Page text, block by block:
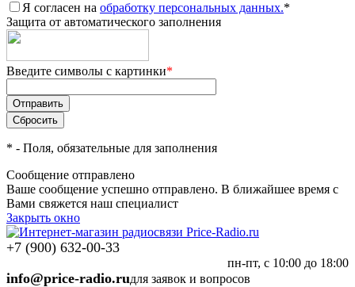
Я согласен на обработку персональных данных.*
Защита от автоматического заполнения
Введите символы с картинки*
* - Поля, обязательные для заполнения
Сообщение отправлено
Ваше сообщение успешно отправлено. В ближайшее время с
Вами свяжется наш специалист
Закрыть окно
+7 (900) 632-00-33
пн-пт, с 10:00 до 18:00
info@price-radio.ruдля заявок и вопросов